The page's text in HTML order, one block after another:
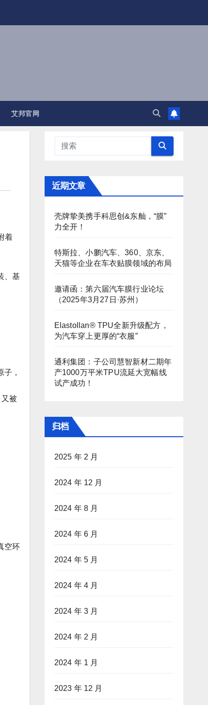
艾邦官网
着
、基
，
被
空环
近期文章
壳牌挚美携手科思创&东舢，“膜”
力全开！
特斯拉、小鹏汽车、360、京东、
天猫等企业在车衣贴膜领域的布局
邀请函：第六届汽车膜行业论坛
（2025年3月27日·苏州）
Elastollan® TPU全新升级配方，
为汽车穿上更厚的“衣服”
通利集团：子公司慧智新材二期年
产1000万平米TPU流延大宽幅线
试产成功！
归档
2025 年 2 月
2024 年 12 月
2024 年 8 月
2024 年 6 月
2024 年 5 月
2024 年 4 月
2024 年 3 月
2024 年 2 月
2024 年 1 月
2023 年 12 月